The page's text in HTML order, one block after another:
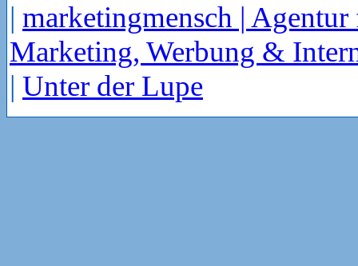
| marketingmensch | Agentur
Marketing, Werbung &
| Unter der Lupe